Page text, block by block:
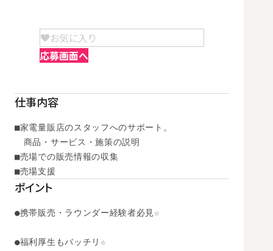
お気に入り
応募画面へ
仕事内容
■家電量販店のスタッフへのサポート。
商品・サービス・施策の説明
■売場での販売情報の収集
■売場支援
ポイント
●携帯販売・ラウンダー経験者必見☆
●福利厚生もバッチリ☆